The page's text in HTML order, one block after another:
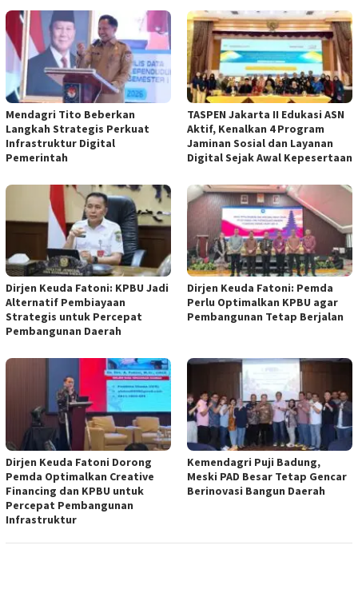
Mendagri Tito Beberkan
Langkah Strategis Perkuat
Infrastruktur Digital
Pemerintah
TASPEN Jakarta II Edukasi ASN
Aktif, Kenalkan 4 Program
Jaminan Sosial dan Layanan
Digital Sejak Awal Kepesertaan
Dirjen Keuda Fatoni: KPBU Jadi
Alternatif Pembiayaan
Strategis untuk Percepat
Pembangunan Daerah
Dirjen Keuda Fatoni: Pemda
Perlu Optimalkan KPBU agar
Pembangunan Tetap Berjalan
Dirjen Keuda Fatoni Dorong
Pemda Optimalkan Creative
Financing dan KPBU untuk
Percepat Pembangunan
Infrastruktur
Kemendagri Puji Badung,
Meski PAD Besar Tetap Gencar
Berinovasi Bangun Daerah